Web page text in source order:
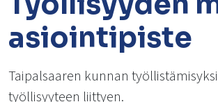
asiointipiste
Taipalsaaren kunnan
työllisyyteen liittyen.